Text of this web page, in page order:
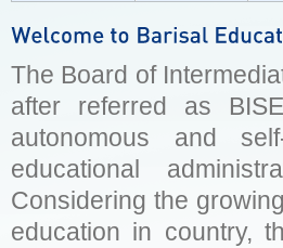
The Board of
after referred as
autonomous and
educational
Considering the
education in country,